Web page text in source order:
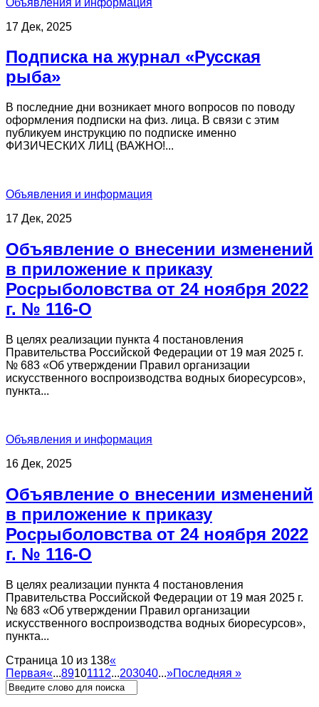
17 Дек, 2025
Подписка на журнал «Русская
рыба»
В последние дни возникает много вопросов по поводу
оформления подписки на физ. лица. В связи с этим
публикуем инструкцию по подписке именно
ФИЗИЧЕСКИХ ЛИЦ (ВАЖНО!...
Объявления и информация
17 Дек, 2025
Объявление о внесении изменений
в приложение к приказу
Росрыболовства от 24 ноября 2022
г. № 116-О
В целях реализации пункта 4 постановления
Правительства Российской Федерации от 19 мая 2025 г.
№ 683 «Об утверждении Правил организации
искусственного воспроизводства водных биоресурсов»,
пункта...
Объявления и информация
16 Дек, 2025
Объявление о внесении изменений
в приложение к приказу
Росрыболовства от 24 ноября 2022
г. № 116-О
В целях реализации пункта 4 постановления
Правительства Российской Федерации от 19 мая 2025 г.
№ 683 «Об утверждении Правил организации
искусственного воспроизводства водных биоресурсов»,
пункта...
Страница 10 из 138«
Первая«...89101112...203040...»Последняя »